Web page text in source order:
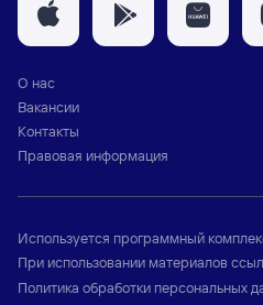
О нас
Вакансии
Контакты
Правовая информация
Используется программный
При использовании материалов
Политика обработки персональных